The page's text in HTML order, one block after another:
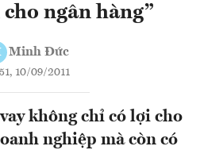
ngân hàng”
Minh Đức
10/09/2011
không chỉ có lợi cho
nghiệp mà còn có